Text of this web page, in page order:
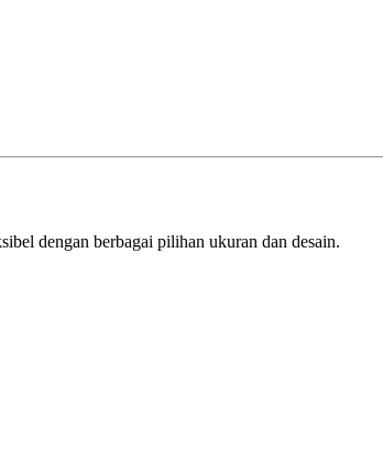
dengan berbagai pilihan ukuran dan desain.